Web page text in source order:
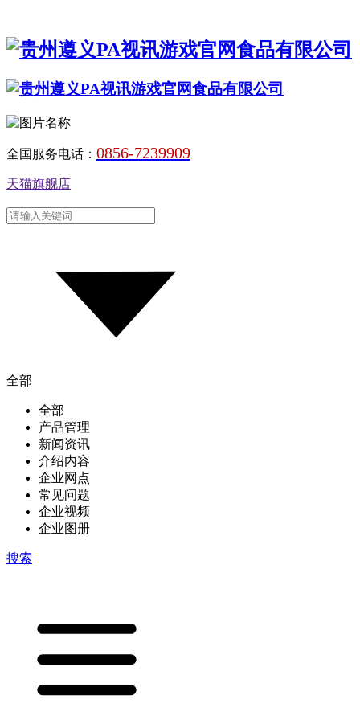
全国服务电话： 0856-7239909
天猫旗舰店
全部
全部
产品管理
新闻资讯
介绍内容
企业网点
常见问题
企业视频
企业图册
搜索